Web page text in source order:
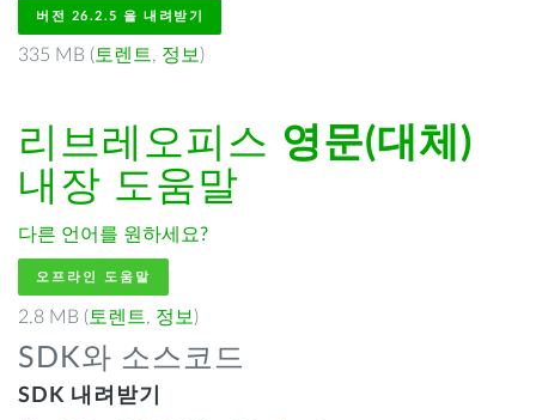
버전 26.2.5 을 내려받기
335 MB ( 토렌트, 정보 )
리브레오피스 영문(대체)
내장 도움말
다른 언어를 원하세요?
오프라인 도움말
2.8 MB ( 토렌트, 정보 )
SDK와 소스코드
SDK 내려받기